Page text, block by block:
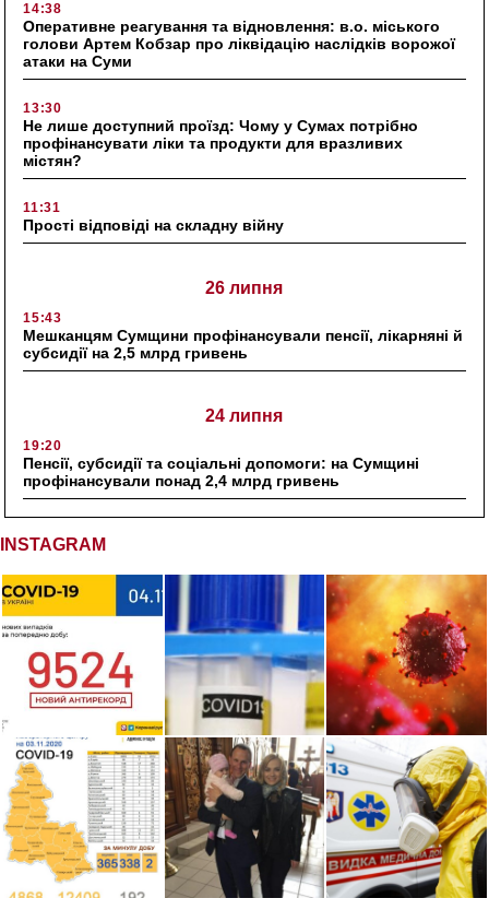
14:38
Оперативне реагування та відновлення: в.о. міського
голови Артем Кобзар про ліквідацію наслідків ворожої
атаки на Суми
13:30
Не лише доступний проїзд: Чому у Сумах потрібно
профінансувати ліки та продукти для вразливих
містян?
11:31
Прості відповіді на складну війну
26 липня
15:43
Мешканцям Сумщини профінансували пенсії, лікарняні й
субсидії на 2,5 млрд гривень
24 липня
19:20
Пенсії, субсидії та соціальні допомоги: на Сумщині
профінансували понад 2,4 млрд гривень
INSTAGRAM